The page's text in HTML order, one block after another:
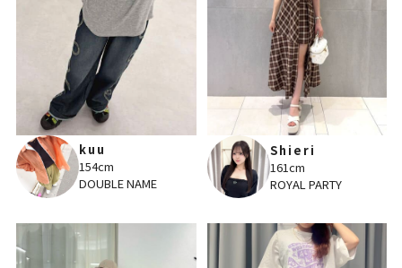
kuu
154cm
DOUBLE NAME
Shieri
161cm
ROYAL PARTY